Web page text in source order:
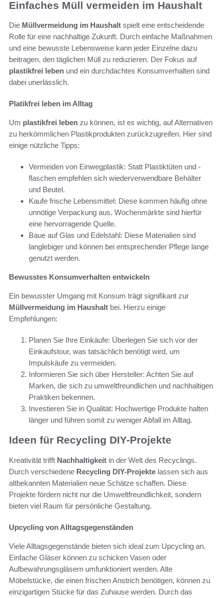
Einfaches Müll vermeiden im Haushalt
Die Müllvermeidung im Haushalt spielt eine entscheidende
Rolle für eine nachhaltige Zukunft. Durch einfache Maßnahmen
und eine bewusste Lebensweise kann jeder Einzelne dazu
beitragen, den täglichen Müll zu reduzieren. Der Fokus auf
plastikfrei leben und ein durchdachtes Konsumverhalten sind
dabei unerlässlich.
Platikfrei leben im Alltag
Um plastikfrei leben zu können, ist es wichtig, auf Alternativen
zu herkömmlichen Plastikprodukten zurückzugreifen. Hier sind
einige nützliche Tipps:
Vermeiden von Einwegplastik: Statt Plastiktüten und -
flaschen empfehlen sich wiederverwendbare Behälter
und Beutel.
Kaufe frische Lebensmittel: Diese kommen häufig ohne
unnötige Verpackung aus. Wochenmärkte sind hierfür
eine hervorragende Quelle.
Baue auf Glas und Edelstahl: Diese Materialien sind
langlebiger und können bei entsprechender Pflege lange
genutzt werden.
Bewusstes Konsumverhalten entwickeln
Ein bewusster Umgang mit Konsum trägt signifikant zur
Müllvermeidung im Haushalt bei. Hierzu einige
Empfehlungen:
Planen Sie Ihre Einkäufe: Überlegen Sie sich vor der
Einkaufstour, was tatsächlich benötigt wird, um
Impulskäufe zu vermeiden.
Informieren Sie sich über Hersteller: Achten Sie auf
Marken, die sich zu umweltfreundlichen und nachhaltigen
Praktiken bekennen.
Investieren Sie in Qualität: Hochwertige Produkte halten
länger und führen somit zu weniger Abfall im Alltag.
Ideen für Recycling DIY-Projekte
Kreativität trifft Nachhaltigkeit in der Welt des Recyclings.
Durch verschiedene Recycling DIY-Projekte lassen sich aus
altbekannten Materialien neue Schätze schaffen. Diese
Projekte fördern nicht nur die Umweltfreundlichkeit, sondern
bieten viel Raum für persönliche Gestaltung.
Upcycling von Alltagsgegenständen
Viele Alltagsgegenstände bieten sich ideal zum Upcycling an.
Einfache Gläser können zu schicken Vasen oder
Aufbewahrungsgläsern umfunktioniert werden. Alte
Möbelstücke, die einen frischen Anstrich benötigen, können zu
einzigartigen Stücke für das Zuhause werden. Durch das